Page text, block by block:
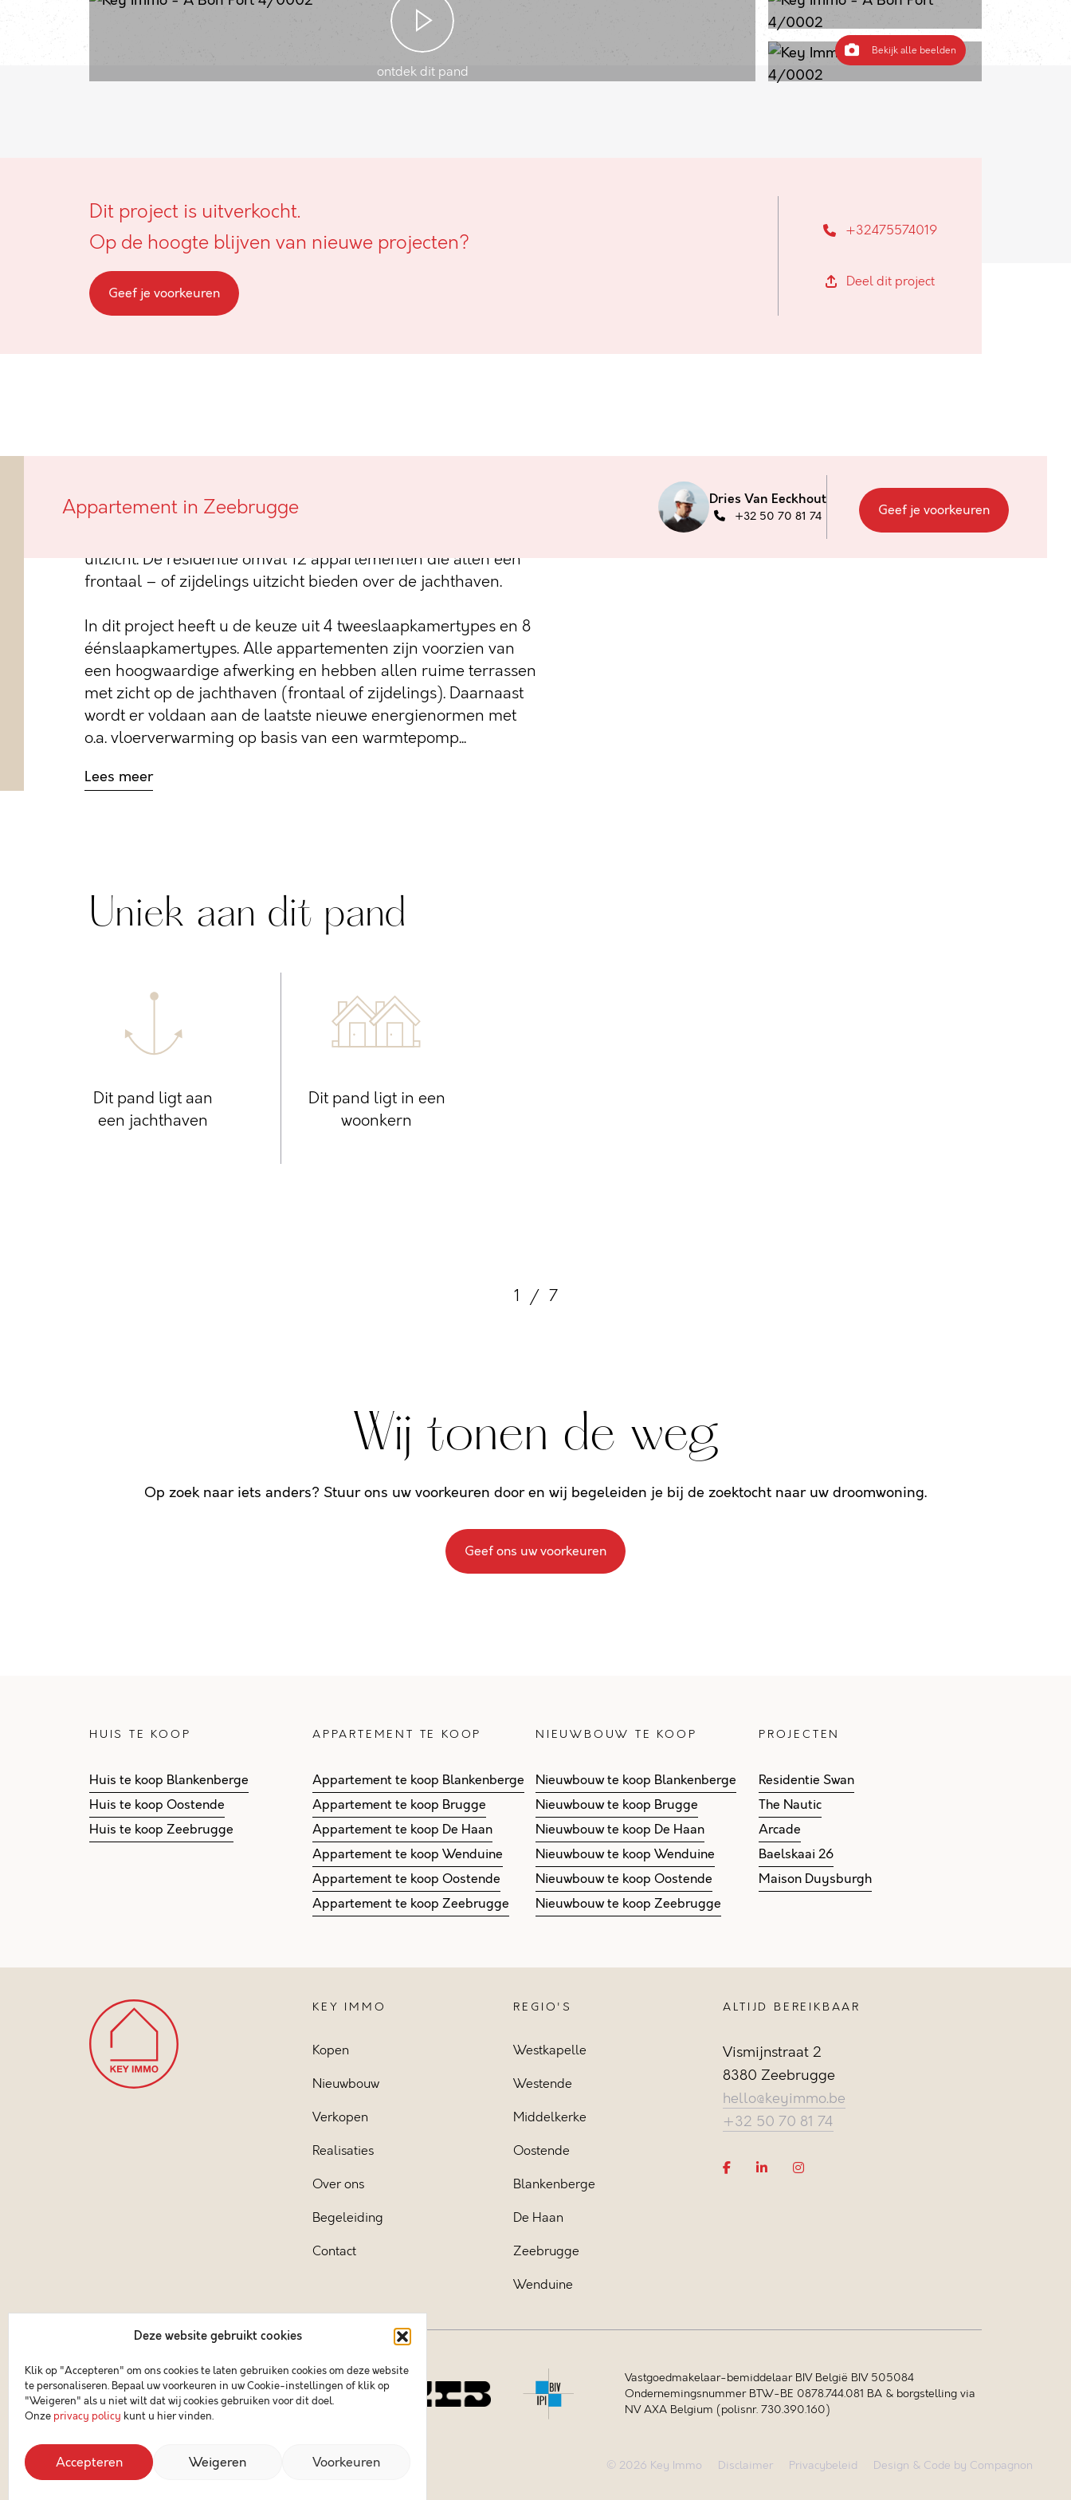
Deze website gebruikt cookies
Klik op "Accepteren" om ons cookies te laten gebruiken cookies om deze website
te personaliseren. Bepaal uw voorkeuren in uw Cookie-instellingen of klik op
"Weigeren" als u niet wilt dat wij cookies gebruiken voor dit doel.
Onze privacy policy kunt u hier vinden.
Accepteren Weigeren Voorkeuren
ontdek dit pand
Bekijk alle beelden
Dit project is uitverkocht.
Op de hoogte blijven van nieuwe projecten?
Geef je voorkeuren
+32475574019
Deel dit project
Appartement in Zeebrugge Dries Van Eeckhout
+32 50 70 81 74 Geef je voorkeuren
Werfkaai van Zeebrugge. De jachthaven ligt voor het project
uitzicht. De residentie omvat 12 appartementen die allen een
frontaal – of zijdelings uitzicht bieden over de jachthaven.
In dit project heeft u de keuze uit 4 tweeslaapkamertypes en 8
éénslaapkamertypes. Alle appartementen zijn voorzien van
een hoogwaardige afwerking en hebben allen ruime terrassen
met zicht op de jachthaven (frontaal of zijdelings). Daarnaast
wordt er voldaan aan de laatste nieuwe energienormen met
o.a. vloerverwarming op basis van een warmtepomp...
Lees meer
Uniek aan dit pand
Dit pand ligt aan
een jachthaven
Dit pand ligt in een
woonkern
1 / 7
Wij tonen de weg
Op zoek naar iets anders? Stuur ons uw voorkeuren door en wij begeleiden je bij de zoektocht naar uw droomwoning.
Geef ons uw voorkeuren
HUIS TE KOOP
Huis te koop Blankenberge
Huis te koop Oostende
Huis te koop Zeebrugge
APPARTEMENT TE KOOP
Appartement te koop Blankenberge
Appartement te koop Brugge
Appartement te koop De Haan
Appartement te koop Wenduine
Appartement te koop Oostende
Appartement te koop Zeebrugge
NIEUWBOUW TE KOOP
Nieuwbouw te koop Blankenberge
Nieuwbouw te koop Brugge
Nieuwbouw te koop De Haan
Nieuwbouw te koop Wenduine
Nieuwbouw te koop Oostende
Nieuwbouw te koop Zeebrugge
PROJECTEN
Residentie Swan
The Nautic
Arcade
Baelskaai 26
Maison Duysburgh
KEY IMMO
Kopen
Nieuwbouw
Verkopen
Realisaties
Over ons
Begeleiding
Contact
REGIO'S
Westkapelle
Westende
Middelkerke
Oostende
Blankenberge
De Haan
Zeebrugge
Wenduine
ALTIJD BEREIKBAAR
Vismijnstraat 2
8380 Zeebrugge
hello@keyimmo.be
+32 50 70 81 74
Vastgoedmakelaar-bemiddelaar BIV België BIV 505084
Ondernemingsnummer BTW-BE 0878.744.081 BA & borgstelling via
NV AXA Belgium (polisnr. 730.390.160)
© 2026 Key Immo Disclaimer Privacybeleid Design & Code by Compagnon